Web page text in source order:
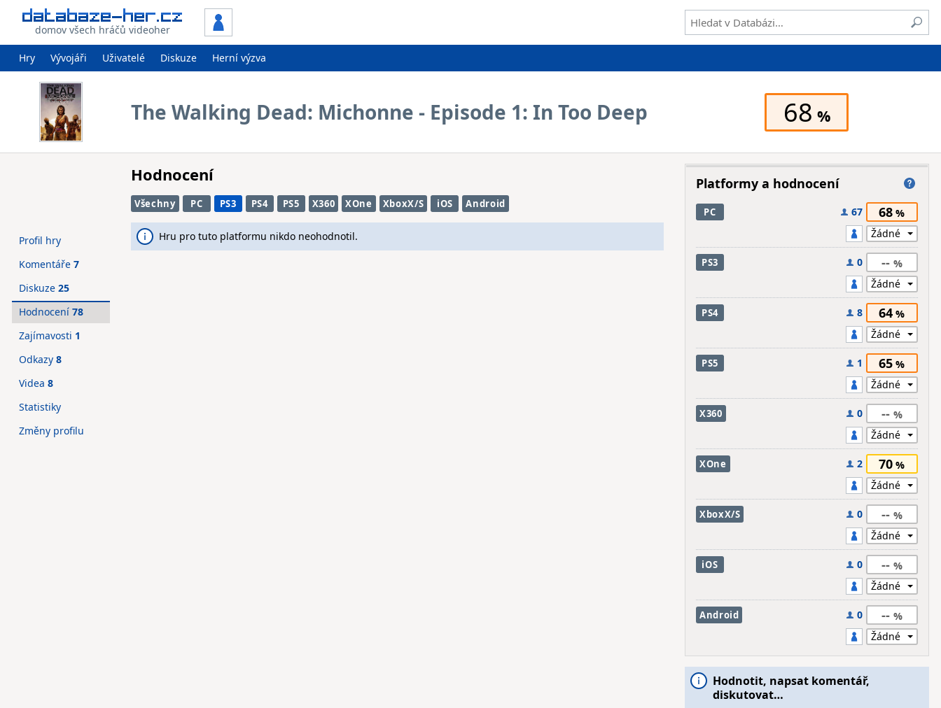
domov všech hráčů videoher
Hry Vývojáři Uživatelé Diskuze Herní výzva
The Walking Dead: Michonne - Episode 1: In Too Deep 68
Hodnocení
Všechny PC PS3 PS4 PS5 X360 XOne XboxX/S iOS Android
Hru pro tuto platformu nikdo neohodnotil.
Profil hry
Komentáře 7
Diskuze 25
Hodnocení 78
Zajímavosti 1
Odkazy 8
Videa 8
Statistiky
Změny profilu
Platformy a hodnocení
PC 67 68
PS3 0 --
PS4 8 64
PS5 1 65
X360 0 --
XOne 2 70
XboxX/S 0 --
iOS 0 --
Android 0 --
Hodnotit, napsat komentář,
diskutovat…